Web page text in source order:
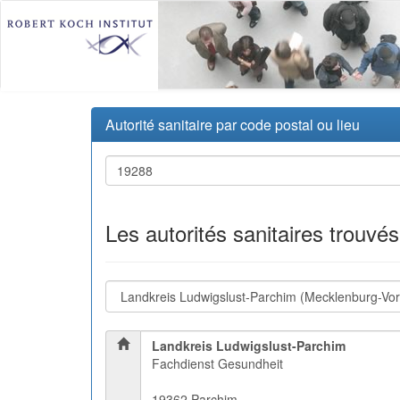
Autorité sanitaire par code postal ou lieu
Les autorités sanitaires
Landkreis Ludwigslust-Parchim
Fachdienst Gesundheit